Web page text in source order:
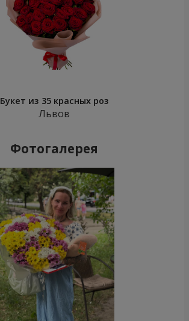
Букет из 35 красных роз
Львов
Фотогалерея